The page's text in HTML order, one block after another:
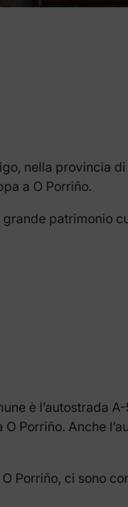
nella provincia
a O Porriño.
patrimonio
è l’autostrada
O Porriño. Anche
Porriño, ci sono